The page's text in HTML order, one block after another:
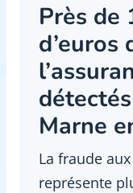
Près de
d’euros
Marne
La fraude
représente